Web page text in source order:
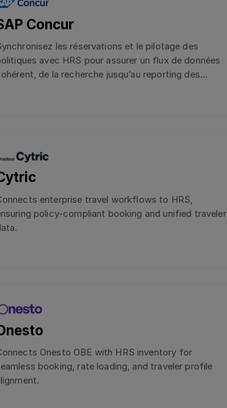
Concur
les réservations et le pilotage des
avec HRS pour assurer un flux de données
de la recherche jusqu’au reporting des
enterprise travel workflows to HRS,
policy-compliant booking and unified traveler
Onesto OBE with HRS inventory for
booking, rate loading, and traveler profile